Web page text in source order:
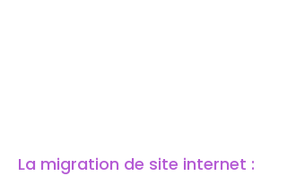
La migration de site internet :